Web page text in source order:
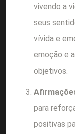
vivendo a
seus
vívida e
emoção e a
objetivos.
para
positivas